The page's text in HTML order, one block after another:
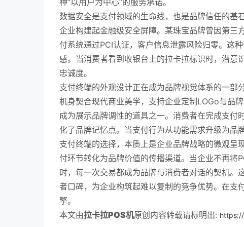
种“以用户为中心”的服务承诺。
数据安全是支付领域的生命线，也是品牌信任的基
企业构建起金融级安全屏障。某珠宝品牌曾因第三
付系统通过PCI认证，客户信息泄露风险归零。这
感。当消费者看到收银台上的拉卡拉标识时，潜意
忠诚度。
支付终端的外观设计正在成为品牌视觉体系的一部
机身契合现代商业美学，支持企业定制LOGo与品
成为展示品牌调性的道具之一。消费者在完成支付
化了品牌记忆点。当支付行为从功能需求升级为品
支付终端的选择，本质上是企业品牌战略的微观呈
付环节转化为品牌价值的传播渠道。当企业不再将
时，每一次交易都成为品牌与消费者对话的契机。
者口碑，为企业构筑起难以复制的竞争优势。在支
擎。
本文由拉卡拉POS机原创内容转载请标明出: